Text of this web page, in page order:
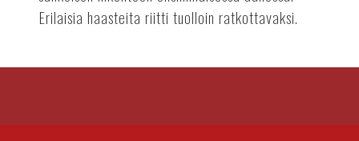
Erilaisia haasteita riitti tuolloin ratkottavaksi.